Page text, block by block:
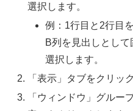
選択します。
例：1行目と2行目
B列を見出しとし
選択します。
「表示」タブをクリッ
「ウィンドウ」グルー